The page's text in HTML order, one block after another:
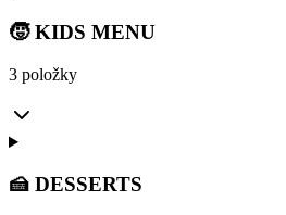
🧒 KIDS MENU
3 položky
🍰 DESSERTS